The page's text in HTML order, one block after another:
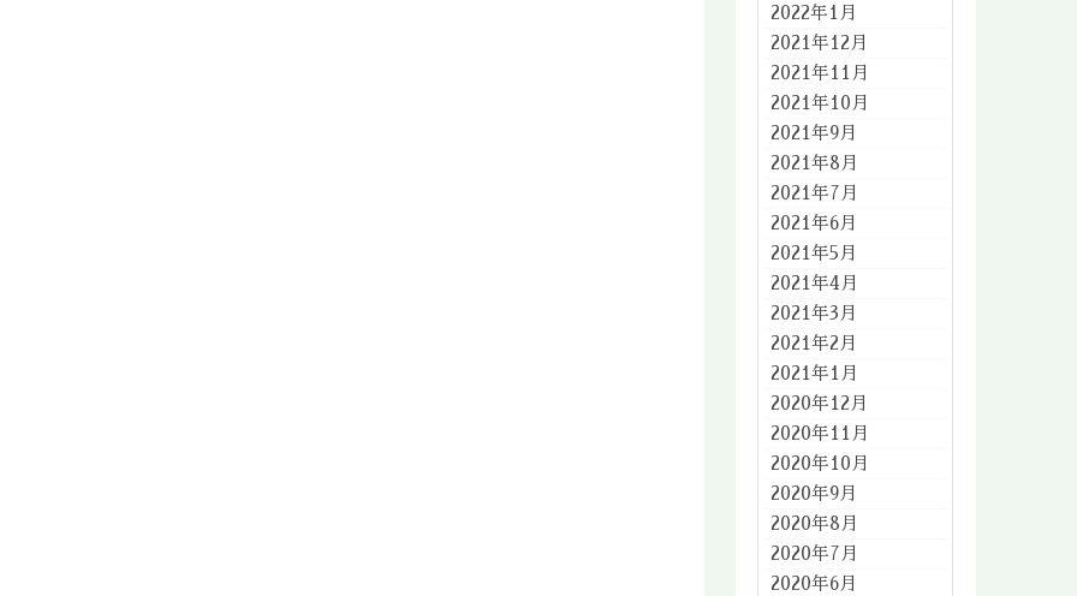
2022年1月
2021年12月
2021年11月
2021年10月
2021年9月
2021年8月
2021年7月
2021年6月
2021年5月
2021年4月
2021年3月
2021年2月
2021年1月
2020年12月
2020年11月
2020年10月
2020年9月
2020年8月
2020年7月
2020年6月